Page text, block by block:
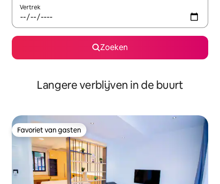
Vertrek
Zoeken
Langere verblijven in de buurt
Favoriet van gasten
Favoriet van gasten